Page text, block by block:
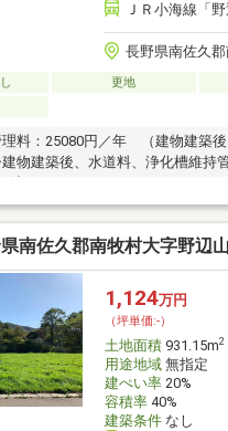
ＪＲ小海線「
長野県南佐久
更地
料：25080円／年 （建物建築後
物建築後、水道料、浄化槽維持
南佐久郡南牧村大字野辺
1,124万円
（坪単価:-）
土地面積931.15m2
用途地域無指定
建ぺい率20%
容積率40%
建築条件なし